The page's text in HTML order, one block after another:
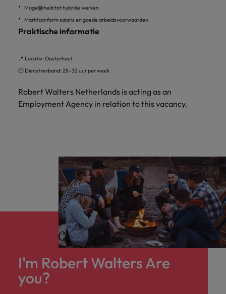
Mogelijkheid tot hybride werken
Marktconform salaris en goede arbeidsvoorwaarden
Praktische informatie
📍 Locatie: Oosterhout
🕐 Dienstverband: 28–32 uur per week
Robert Walters Netherlands is acting as an
Employment Agency in relation to this vacancy.
I'm Robert Walters Are
you?